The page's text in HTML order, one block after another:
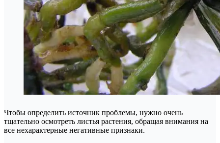
Чтобы определить источник проблемы, нужно очень
тщательно осмотреть листья растения, обращая внимания на
все нехарактерные негативные признаки.